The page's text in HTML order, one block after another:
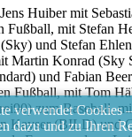
Huiber mit
Fußball, mit Stefan
und Stefan
Martin Konrad (Sky
und Fabian
Fußball, mit Tom
zum Baseball,
Kayser (BILD) und
verwendet Cookies
dazu und zu Ihren